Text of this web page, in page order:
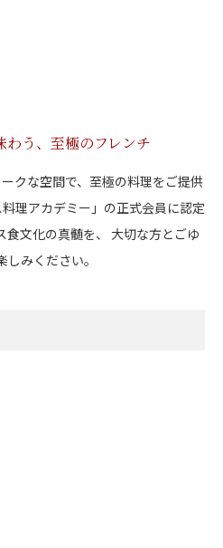
わう、至極のフレンチ
クな空間で、至極の料理をご提供
理アカデミー」の正式会員に認定
文化の真髄を、 大切な方とごゆ
しみください。